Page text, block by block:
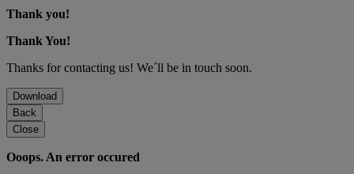
Thank you!
Thank You!
Thanks for contacting us! We´ll be in touch soon.
Download
Back
Close
Ooops. An error occured